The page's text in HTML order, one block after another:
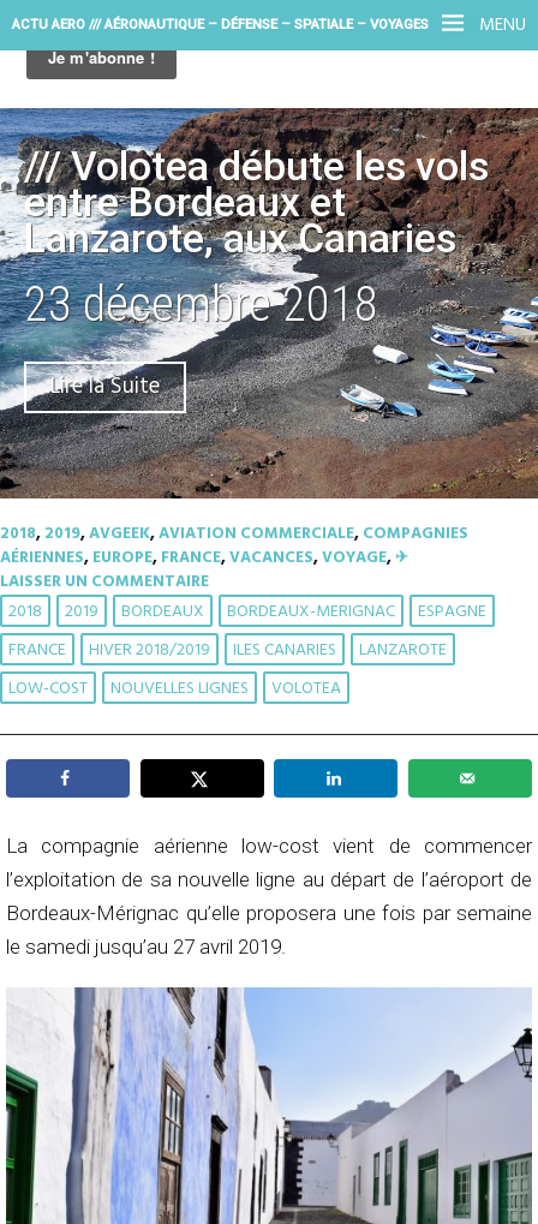
MENU
ACTU AERO /// AÉRONAUTIQUE – DÉFENSE – SPATIALE – VOYAGES
/// Volotea débute les vols
entre Bordeaux et
Lanzarote, aux Canaries
23 décembre 2018
Lire la Suite
2018,2019,AVGEEK,AVIATION COMMERCIALE,COMPAGNIES
AÉRIENNES,EUROPE,FRANCE,VACANCES,VOYAGE,✈︎
LAISSER UN COMMENTAIRE
2018 2019 BORDEAUX BORDEAUX-MERIGNAC
ESPAGNE
FRANCE
HIVER 2018/2019 ILES CANARIES
LANZAROTE
LOW-COST
NOUVELLES LIGNES VOLOTEA
La compagnie aérienne low-cost vient de commencer
l’exploitation de sa nouvelle ligne au départ de l’aéroport de
Bordeaux-Mérignac qu’elle proposera une fois par semaine
le samedi jusqu’au 27 avril 2019.